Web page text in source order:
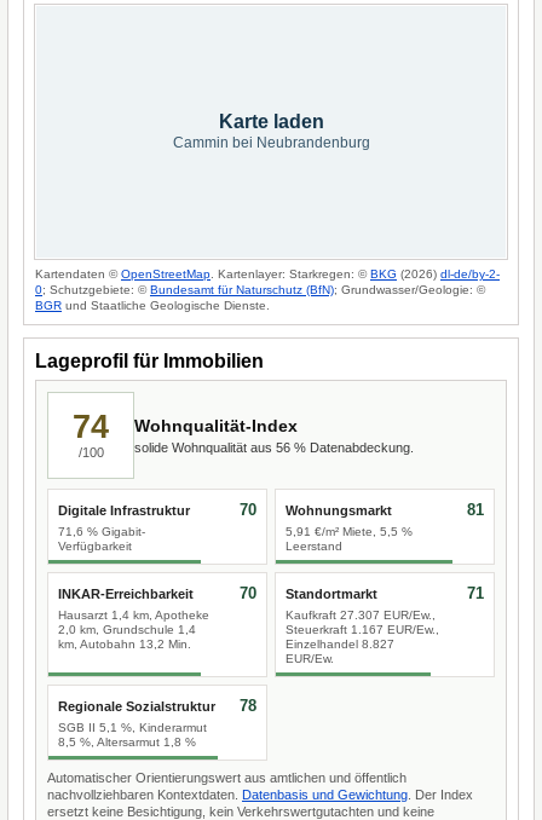
Karte laden
Cammin bei Neubrandenburg
Kartendaten ©OpenStreetMap . Kartenlayer: Starkregen: ©BKG (2026) dl-de/by-2-
0; Schutzgebiete: ©Bundesamt für Naturschutz (BfN); Grundwasser/Geologie: ©
BGR und Staatliche Geologische Dienste.
Lageprofil für Immobilien
74
/100
Wohnqualität-Index
solide Wohnqualität aus 56 % Datenabdeckung.
Digitale Infrastruktur
71,6 % Gigabit-
Verfügbarkeit
70 Wohnungsmarkt
5,91 €/m² Miete, 5,5 %
Leerstand
81
INKAR-Erreichbarkeit
Hausarzt 1,4 km, Apotheke
2,0 km, Grundschule 1,4
km, Autobahn 13,2 Min.
70 Standortmarkt
Kaufkraft 27.307 EUR/Ew.,
Steuerkraft 1.167 EUR/Ew.,
Einzelhandel 8.827
EUR/Ew.
71
Regionale Sozialstruktur
SGB II 5,1 %, Kinderarmut
8,5 %, Altersarmut 1,8 %
78
Automatischer Orientierungswert aus amtlichen und öffentlich
nachvollziehbaren Kontextdaten. Datenbasis und Gewichtung . Der Index
ersetzt keine Besichtigung, kein Verkehrswertgutachten und keine